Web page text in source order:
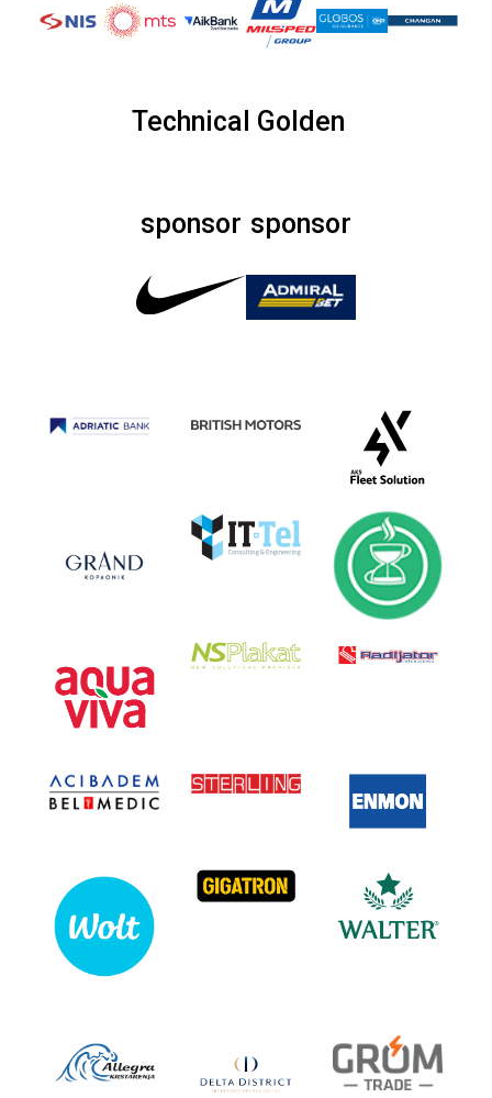
Technical
sponsor
Golden
sponsor